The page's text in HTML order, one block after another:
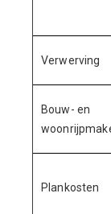
Verwerving
Bouw- en
Plankosten